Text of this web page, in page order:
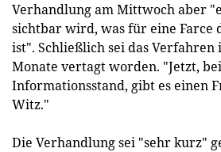
Verhandlung am Mittwoch aber
sichtbar wird, was für eine Farce
ist". Schließlich sei das Verfahren
Monate vertagt worden. "Jetzt,
Informationsstand, gibt es einen
Witz."
Die Verhandlung sei "sehr kurz"